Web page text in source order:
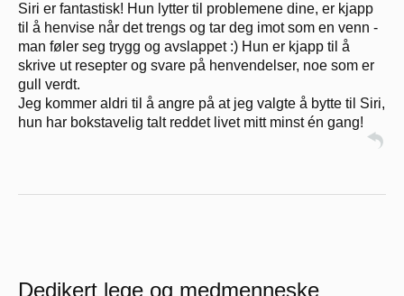
Siri er fantastisk! Hun lytter til problemene dine, er kjapp
til å henvise når det trengs og tar deg imot som en venn -
man føler seg trygg og avslappet :) Hun er kjapp til å
skrive ut resepter og svare på henvendelser, noe som er
gull verdt.
Jeg kommer aldri til å angre på at jeg valgte å bytte til Siri,
hun har bokstavelig talt reddet livet mitt minst én gang!
Dedikert lege og medmenneske